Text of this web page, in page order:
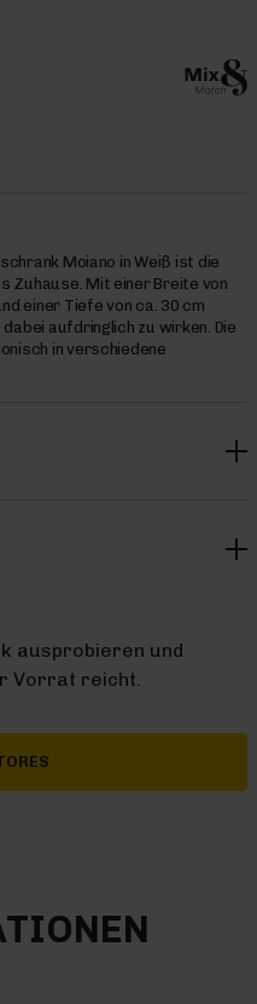
Moiano in Weiß ist die
Zuhause. Mit einer Breite von
einer Tiefe von ca. 30 cm
aufdringlich zu wirken. Die
in verschiedene
ausprobieren und
Vorrat reicht.